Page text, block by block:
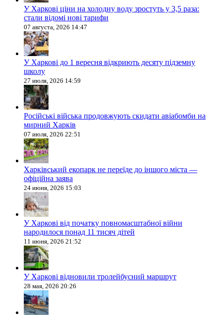
У Харкові ціни на холодну воду зростуть у 3,5 раза:
стали відомі нові тарифи
07 августа, 2026 14:47
У Харкові до 1 вересня відкриють десяту підземну
школу
27 июля, 2026 14:59
Російські війська продовжують скидати авіабомби на
мирний Харків
07 июля, 2026 22:51
Харківський екопарк не переїде до іншого міста —
офіційна заява
24 июня, 2026 15:03
У Харкові від початку повномасштабної війни
народилося понад 11 тисяч дітей
11 июня, 2026 21:52
У Харкові відновили тролейбусний маршрут
28 мая, 2026 20:26